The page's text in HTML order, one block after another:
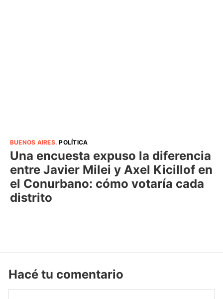
BUENOS AIRES.POLÍTICA
Una encuesta expuso la diferencia
entre Javier Milei y Axel Kicillof en
el Conurbano: cómo votaría cada
distrito
Hacé tu comentario